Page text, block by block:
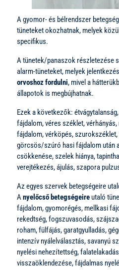
A gyomor- és bélrendszer
tüneteket okozhatnak, melyek
specifikus.
A tünetek/panaszok részletezése
alarm-tüneteket, melyek
orvoshoz fordulni, mivel a
állapotok is megbújhatnak.
Ezek a következők:
fájdalom, véres széklet,
fájdalom, vérköpés,
görcsös/szúró hasi fájdalom után
csökkenése, szelek hiánya,
verejtékezés, ájulás, szapora
Az egyes szervek betegségeire
Anyelőcső betegségeire utaló
fájdalom, gyomorégés, mellkasi
rekedtség, fogszuvasodás,
roham, fülfájás, garatgyulladás,
intenzív nyálelválasztás, savanyú
nyelési nehezítettség,
visszaöklendezése, fájdalmas